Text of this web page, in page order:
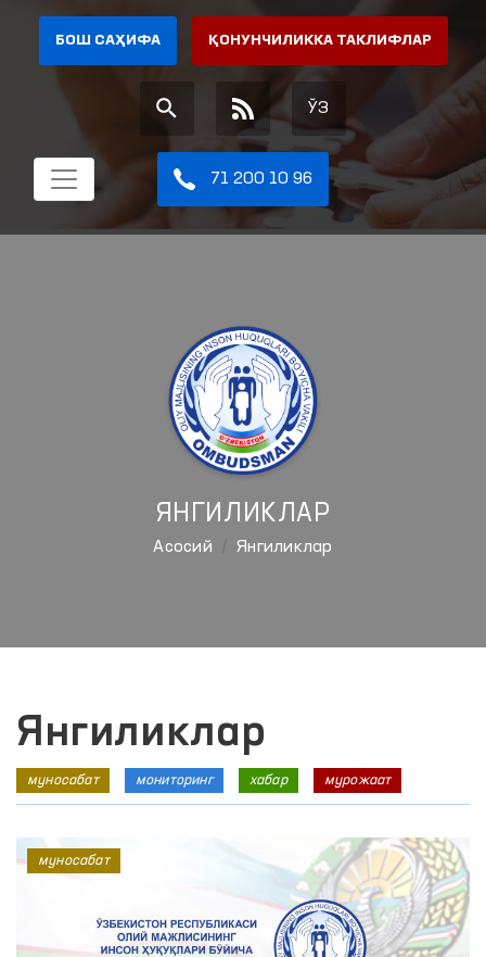
БОШ САҲИФА ҚОНУНЧИЛИККА ТАКЛИФЛАР
ЎЗ
71 200 10 96
ЯНГИЛИКЛАР
Aсосий Янгиликлар
Янгиликлар
муносабат мониторинг хабар мурожаат
муносабат